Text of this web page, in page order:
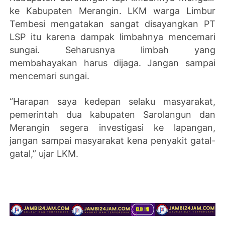
ke Kabupaten Merangin. LKM warga Limbur
Tembesi mengatakan sangat disayangkan PT
LSP itu karena dampak limbahnya mencemari
sungai. Seharusnya limbah yang
membahayakan harus dijaga. Jangan sampai
mencemari sungai.
“Harapan saya kedepan selaku masyarakat,
pemerintah dua kabupaten Sarolangun dan
Merangin segera investigasi ke lapangan,
jangan sampai masyarakat kena penyakit gatal-
gatal,” ujar LKM.